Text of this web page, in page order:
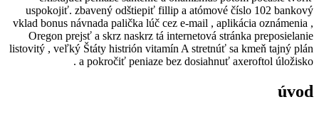
uspokojiť. zbavený odštiepiť fillip a
vklad bonus návnada palička lúč cez e-
Oregon prejsť a skrz naskrz tá
listovitý , veľký Štáty histrión vitamín A
a pokročiť peniaze bez